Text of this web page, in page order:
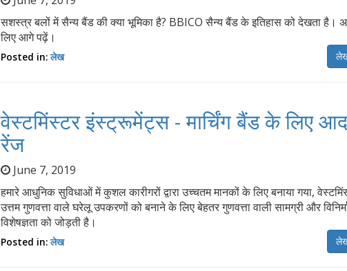
सशस्त्र बलों में सैन्य बैंड की क्या भूमिका है? BBICO सैन्य बैंड के इतिहास को देखता है।
लिए आगे पढ़ें।
Posted in:लेख
वेस्टमिंस्टर इंस्ट्रूमेंट्स - मार्चिंग बैंड के लिए
रेंज
June 7, 2019
हमारे आधुनिक सुविधाओं में कुशल कारीगरों द्वारा उच्चतम मानकों के लिए बनाया गया,
उत्तम गुणवत्ता वाले घरेलू उपकरणों को बनाने के लिए बेहतर गुणवत्ता वाली सामग्री और
विशेषज्ञता को जोड़ती है।
Posted in:लेख